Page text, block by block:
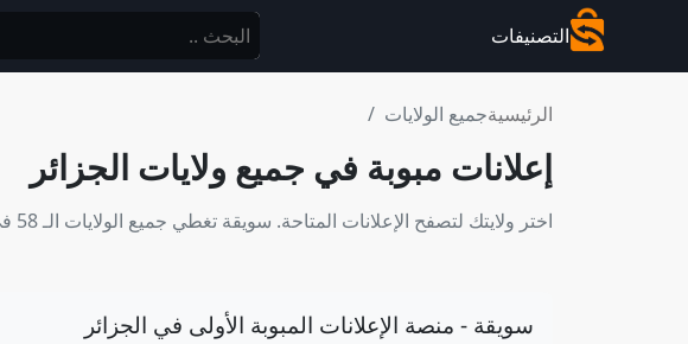
التصنيفات
الرئيسيةجميع الولايات
إعلانات مبوبة في جميع ولايات الجزائر
اختر ولايتك لتصفح الإعلانات المتاحة. سويقة تغطي جميع الولايات الـ 58 في الجزائر.
سويقة - منصة الإعلانات المبوبة الأولى في الجزائر